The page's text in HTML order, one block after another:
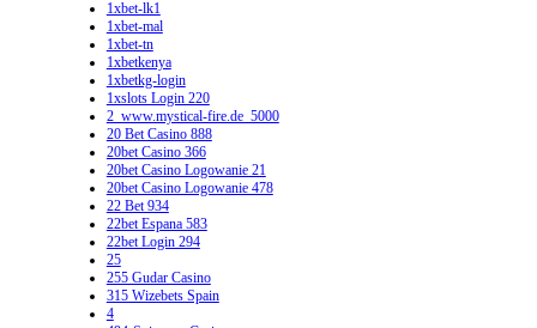
1xbet-lk1
1xbet-mal
1xbet-tn
1xbetkenya
1xbetkg-login
1xslots Login 220
2_www.mystical-fire.de_5000
20 Bet Casino 888
20bet Casino 366
20bet Casino Logowanie 21
20bet Casino Logowanie 478
22 Bet 934
22bet Espana 583
22bet Login 294
25
255 Gudar Casino
315 Wizebets Spain
4